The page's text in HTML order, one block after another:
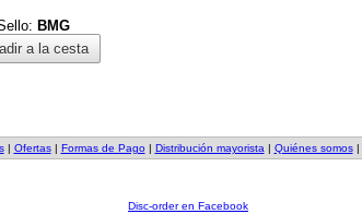
BMG
a la cesta
| Ofertas| Formas de Pago| Distribución mayorista | Quiénes somos|
Disc-order en Facebook